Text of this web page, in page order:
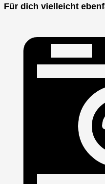
Für dich vielleicht